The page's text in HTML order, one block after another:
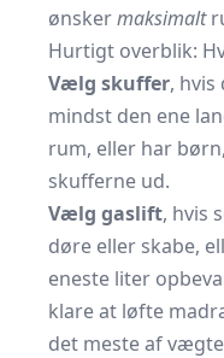
ønskermaksimalt
Hurtigt overblik:
Vælg skuffer, hvis
mindst den ene
rum, eller har
skufferne ud.
Vælg gaslift, hvis
døre eller skabe,
eneste liter
klare at løfte
det meste af